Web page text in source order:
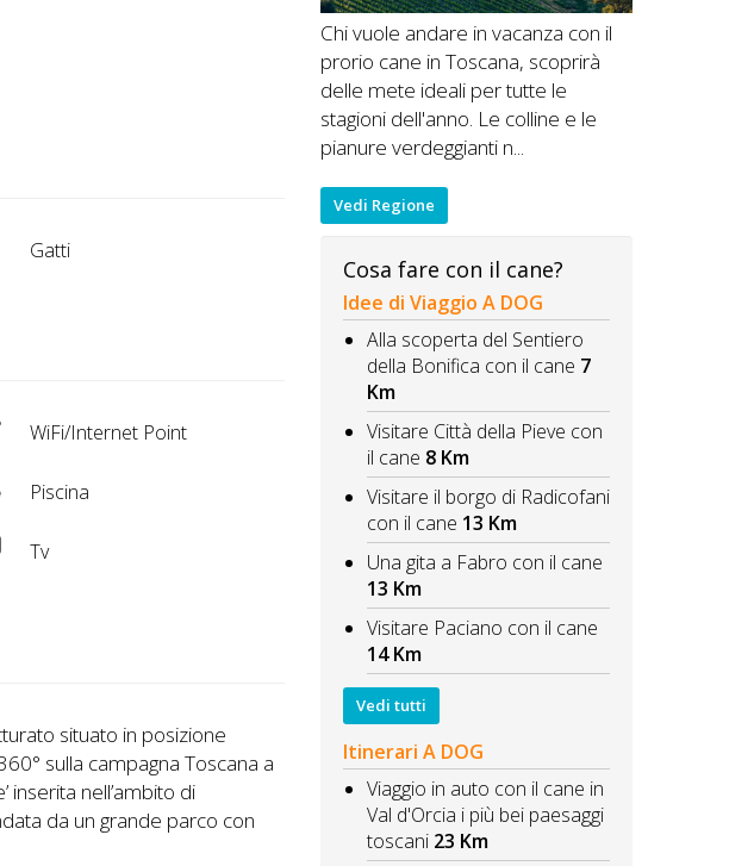
Gatti
WiFi/Internet Point
Piscina
Tv
situato in posizione
sulla campagna Toscana a
inserita nell’ambito di
da un grande parco con
Chi vuole andare in vacanza con il
prorio cane in Toscana, scoprirà
delle mete ideali per tutte le
stagioni dell'anno. Le colline e le
pianure verdeggianti n...
Vedi Regione
Cosa fare con il cane?
Idee di Viaggio A DOG
Alla scoperta del Sentiero
della Bonifica con il cane 7
Km
Visitare Città della Pieve con
il cane 8 Km
Visitare il borgo di Radicofani
con il cane 13 Km
Una gita a Fabro con il cane
13 Km
Visitare Paciano con il cane
14 Km
Vedi tutti
Itinerari A DOG
Viaggio in auto con il cane in
Val d'Orcia i più bei paesaggi
toscani 23 Km